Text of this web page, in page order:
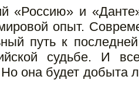
«Россию» и
опыт.
путь к
судьбе. И
она будет добыта